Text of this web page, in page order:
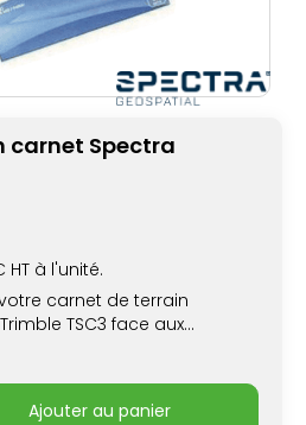
carnet Spectra
à l'unité.
carnet de terrain
TSC3 face aux
une utilisation intensive.
ajouter au panier